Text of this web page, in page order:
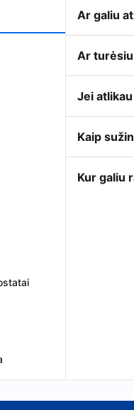
Ar galiu
Ar
Jei
Kaip
Kur galiu